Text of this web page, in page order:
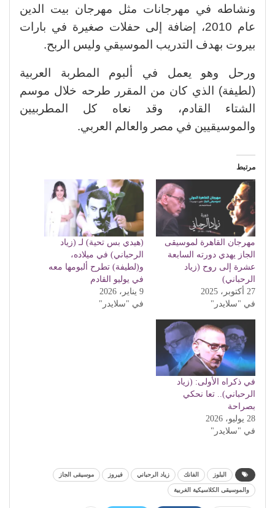
ونشاطه في مهرجانات مثل مهرجان بيت الدين
عام 2010، إضافة إلى حفلات صغيرة في بارات
بيروت بهدف التدريب الموسيقي وليس الربح.
ورحل وهو يعمل في ألبوم المطربة العربية
(لطيفة) الذي كان من المقرر طرحه خلال موسم
الشتاء القادم، وقد نعاه كل المطربيين
والموسيقيين في مصر والعالم العربي.
مرتبط
مهرجان القاهرة لموسيقى
الجاز يهدي دورته السابعة
عشرة إلى روح (زياد
الرحباني)
27 أكتوبر، 2025
في "سلايدر"
(هيدي بس تحية) لـ (زياد
الرحباني) في ميلاده،
و(لطيفة) تطرح ألبومها معه
في يوليو القادم
9 يناير، 2026
في "سلايدر"
في ذكراه الأولى: (زياد
الرحباني).. تعا نحكي
بصراحة
28 يوليو، 2026
في "سلايدر"
البلوز الفانك زياد الرحباني فيروز موسيقى الجاز
والموسيقى الكلاسيكية الغربية